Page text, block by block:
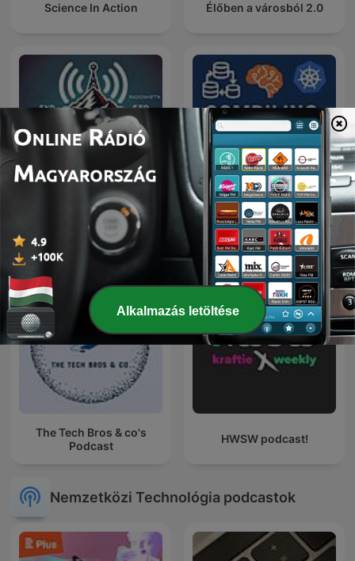
Science In Action Élőben a városból 2.0
Radio@Radio Compiling Ideas Podcast
The Tech Bros & co's
Podcast
HWSW podcast!
Nemzetközi Technológia podcastok
Alkalmazás letöltése